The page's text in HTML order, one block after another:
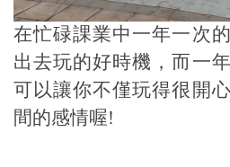
系出遊
制服火鍋趴
在忙碌課業中一年一次
出去玩的好時機，而一
可以讓你不僅玩得很開
間的感情喔!